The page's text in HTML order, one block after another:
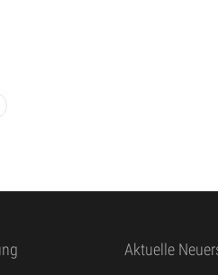
Aktuelle